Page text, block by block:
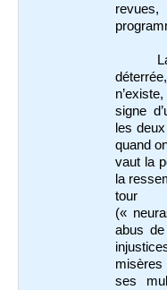
signe
les
quand
vaut la
la
tour
(«
abus de
misères
ses